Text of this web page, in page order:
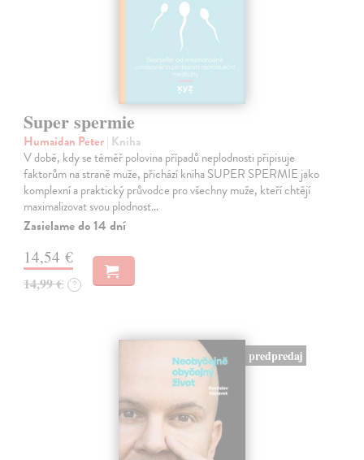
Super spermie
Humaidan Peter| Kniha
V době, kdy se téměř polovina případů neplodnosti připisuje
faktorům na straně muže, přichází kniha SUPER SPERMIE jako
komplexní a praktický průvodce pro všechny muže, kteří chtějí
maximalizovat svou plodnost…
Zasielame do 14 dní
14,54 €
14,99 € ?
predpredaj